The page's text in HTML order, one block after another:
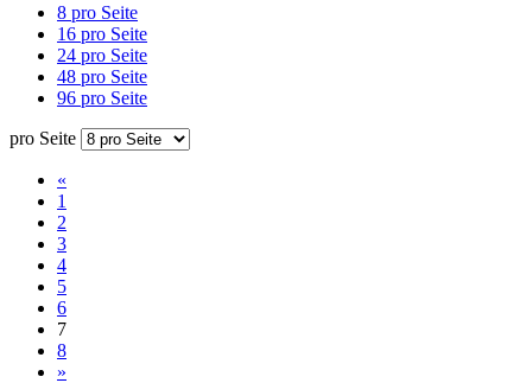
8 pro Seite
16 pro Seite
24 pro Seite
48 pro Seite
96 pro Seite
pro Seite
«
1
2
3
4
5
6
7
8
»